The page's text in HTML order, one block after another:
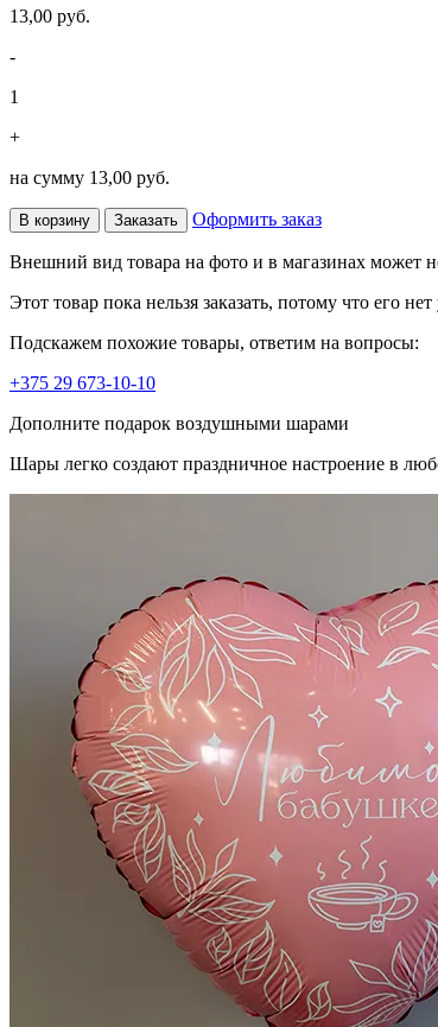
13,00 руб.
-
1
+
на сумму 13,00 руб.
В корзину Заказать Оформить заказ
Внешний вид товара на фото и в магазинах может
Этот товар пока нельзя заказать, потому что его
Подскажем похожие товары, ответим на вопросы:
+375 29 673-10-10
Дополните подарок воздушными шарами
Шары легко создают праздничное настроение в